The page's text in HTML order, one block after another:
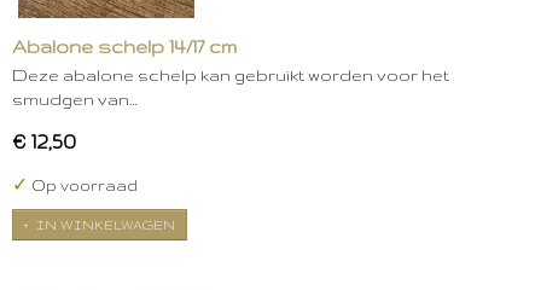
Abalone schelp 14/17 cm
Deze abalone schelp kan gebruikt worden voor het
smudgen van…
€ 12,50
✓ Op voorraad
IN WINKELWAGEN